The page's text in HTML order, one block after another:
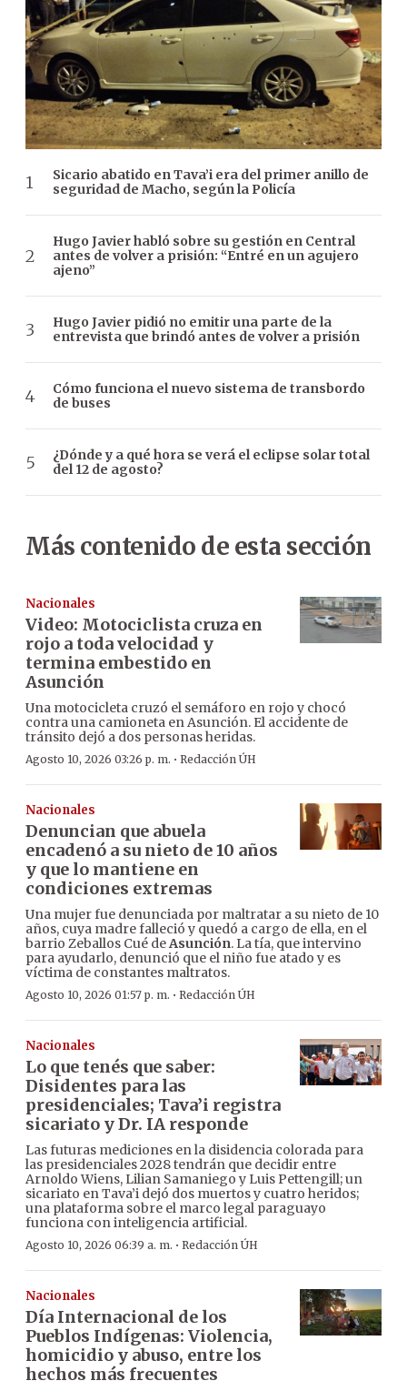
Sicario abatido en Tava’i era del primer anillo de
seguridad de Macho, según la Policía
Hugo Javier habló sobre su gestión en Central
antes de volver a prisión: “Entré en un agujero
ajeno”
Hugo Javier pidió no emitir una parte de la
entrevista que brindó antes de volver a prisión
Cómo funciona el nuevo sistema de transbordo
de buses
¿Dónde y a qué hora se verá el eclipse solar total
del 12 de agosto?
Más contenido de esta sección
Nacionales
Video: Motociclista cruza en
rojo a toda velocidad y
termina embestido en
Asunción
Una motocicleta cruzó el semáforo en rojo y chocó
contra una camioneta en Asunción. El accidente de
tránsito dejó a dos personas heridas.
Agosto 10, 2026 03:26 p. m. · Redacción ÚH
Nacionales
Denuncian que abuela
encadenó a su nieto de 10 años
y que lo mantiene en
condiciones extremas
Una mujer fue denunciada por maltratar a su nieto de 10
años, cuya madre falleció y quedó a cargo de ella, en el
barrio Zeballos Cué deAsunción. La tía, que intervino
para ayudarlo, denunció que el niño fue atado y es
víctima de constantes maltratos.
Agosto 10, 2026 01:57 p. m. · Redacción ÚH
Nacionales
Lo que tenés que saber:
Disidentes para las
presidenciales; Tava’i registra
sicariato y Dr. IA responde
Las futuras mediciones en la disidencia colorada para
las presidenciales 2028 tendrán que decidir entre
Arnoldo Wiens, Lilian Samaniego y Luis Pettengill; un
sicariato en Tava’i dejó dos muertos y cuatro heridos;
una plataforma sobre el marco legal paraguayo
funciona con inteligencia artificial.
Agosto 10, 2026 06:39 a. m. · Redacción ÚH
Nacionales
Día Internacional de los
Pueblos Indígenas: Violencia,
homicidio y abuso, entre los
hechos más frecuentes